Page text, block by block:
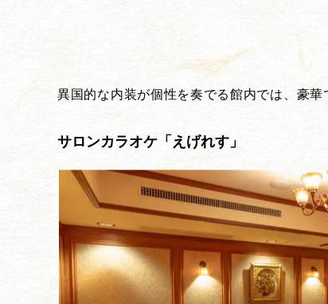
異国的な内装が個性を奏でる館内では、豪
サロンカラオケ「えげれす」